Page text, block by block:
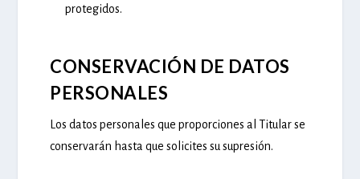
protegidos.
CONSERVACIÓN DE DATOS
PERSONALES
Los datos personales que proporciones al Titular se
conservarán hasta que solicites su supresión.